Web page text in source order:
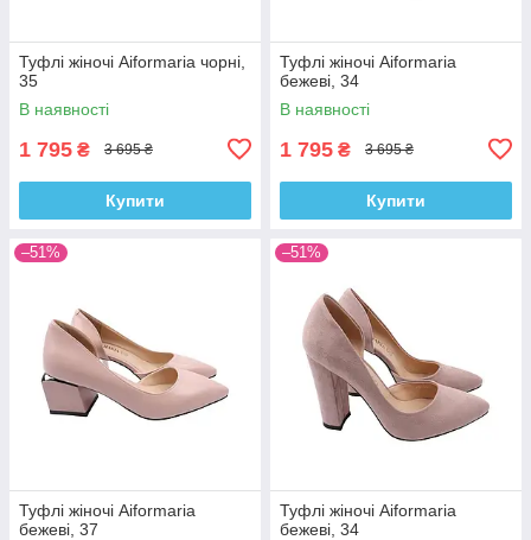
Туфлі жіночі Aiformaria чорні,
35
В наявності
1 795 ₴ 3 695 ₴
Купити
Туфлі жіночі Aiformaria
бежеві, 34
В наявності
1 795 ₴ 3 695 ₴
Купити
–51%
Туфлі жіночі Aiformaria
бежеві, 37
–51%
Туфлі жіночі Aiformaria
бежеві, 34